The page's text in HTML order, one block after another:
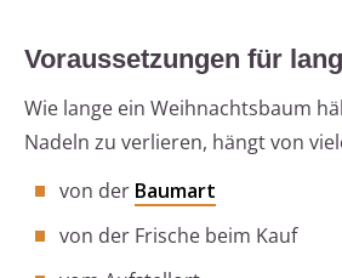
Voraussetzungen für
Wie lange ein Weihnachtsbaum
Nadeln zu verlieren, hängt von
von der Baumart
von der Frische beim Kauf